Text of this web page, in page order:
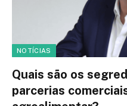
NOTÍCIAS
Quais são os
parcerias